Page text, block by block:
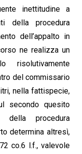
inettitudine a
della procedura
dell’appalto in
ne realizza un
risolutivamente
del commissario
nella fattispecie,
secondo quesito
della procedura
determina altresì,
co.6 l.f., valevole